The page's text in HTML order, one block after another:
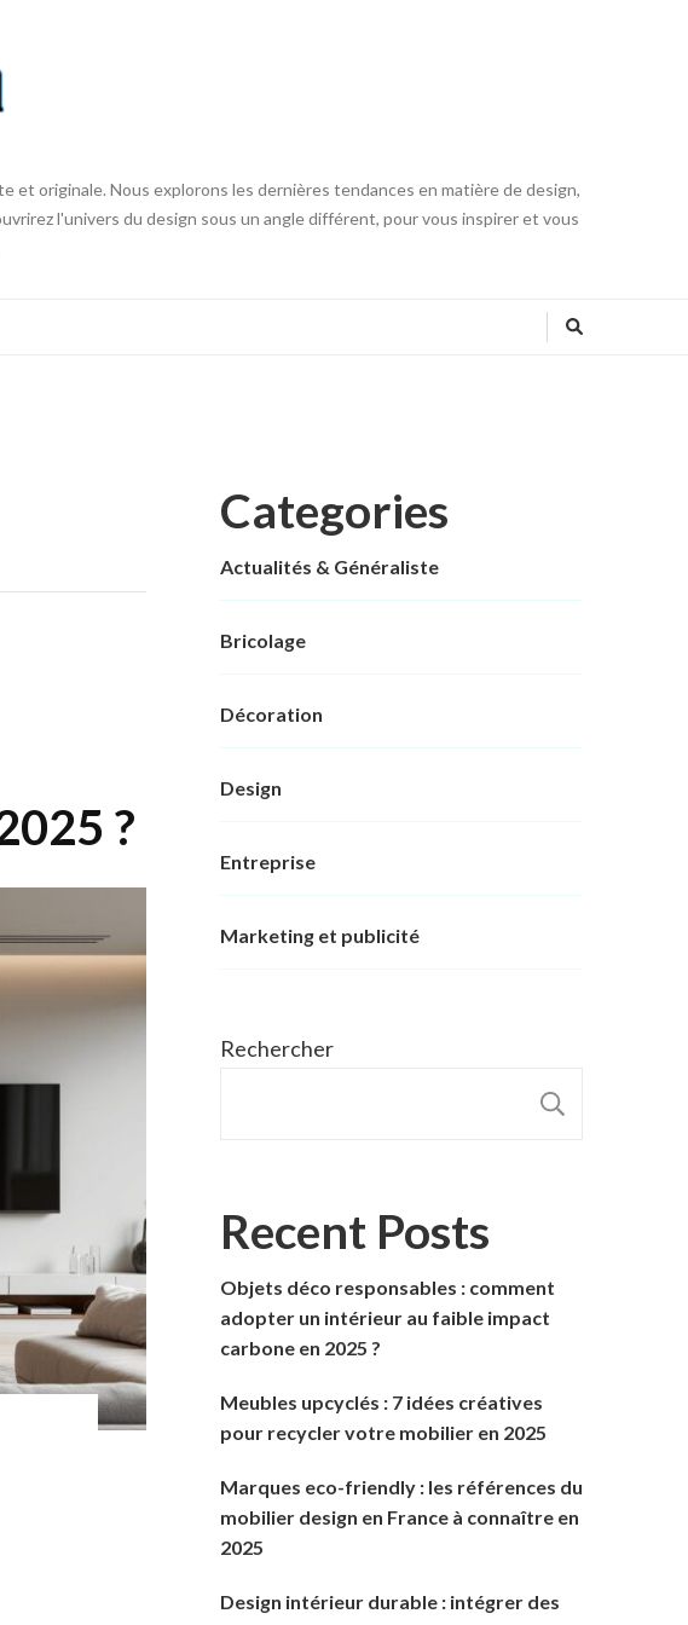
et originale. Nous explorons les dernières tendances en matière de design,
l'univers du design sous un angle différent, pour vous inspirer et vous
?
Categories
Actualités & Généraliste
Bricolage
Décoration
Design
Entreprise
Marketing et publicité
Rechercher
Recent Posts
Objets déco responsables : comment
adopter un intérieur au faible impact
carbone en 2025 ?
Meubles upcyclés : 7 idées créatives
pour recycler votre mobilier en 2025
Marques eco-friendly : les références du
mobilier design en France à connaître en
2025
Design intérieur durable : intégrer des